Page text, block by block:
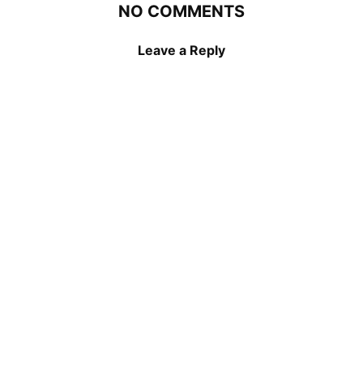
NO COMMENTS
Leave a Reply